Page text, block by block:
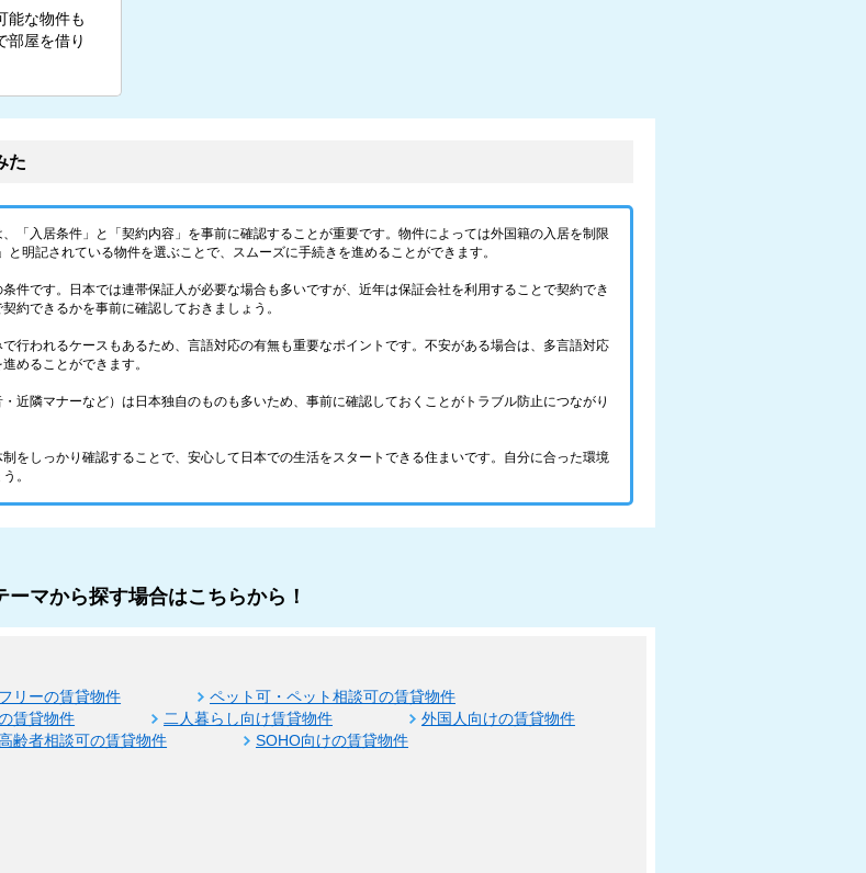
能な物件も
部屋を借り
た
「入居条件」と「契約内容」を事前に確認することが重要です。物件によっては外国籍の入居を制限
と明記されている物件を選ぶことで、スムーズに手続きを進めることができます。
件です。日本では連帯保証人が必要な場合も多いですが、近年は保証会社を利用することで契約でき
約できるかを事前に確認しておきましょう。
行われるケースもあるため、言語対応の有無も重要なポイントです。不安がある場合は、多言語対応
めることができます。
近隣マナーなど）は日本独自のものも多いため、事前に確認しておくことがトラブル防止につながり
をしっかり確認することで、安心して日本での生活をスタートできる住まいです。自分に合った環境
。
ーマから探す場合はこちらから！
リーの賃貸物件
ペット可・ペット相談可の賃貸物件
賃貸物件 二人暮らし向け賃貸物件
外国人向けの賃貸物件
齢者相談可の賃貸物件 SOHO向けの賃貸物件